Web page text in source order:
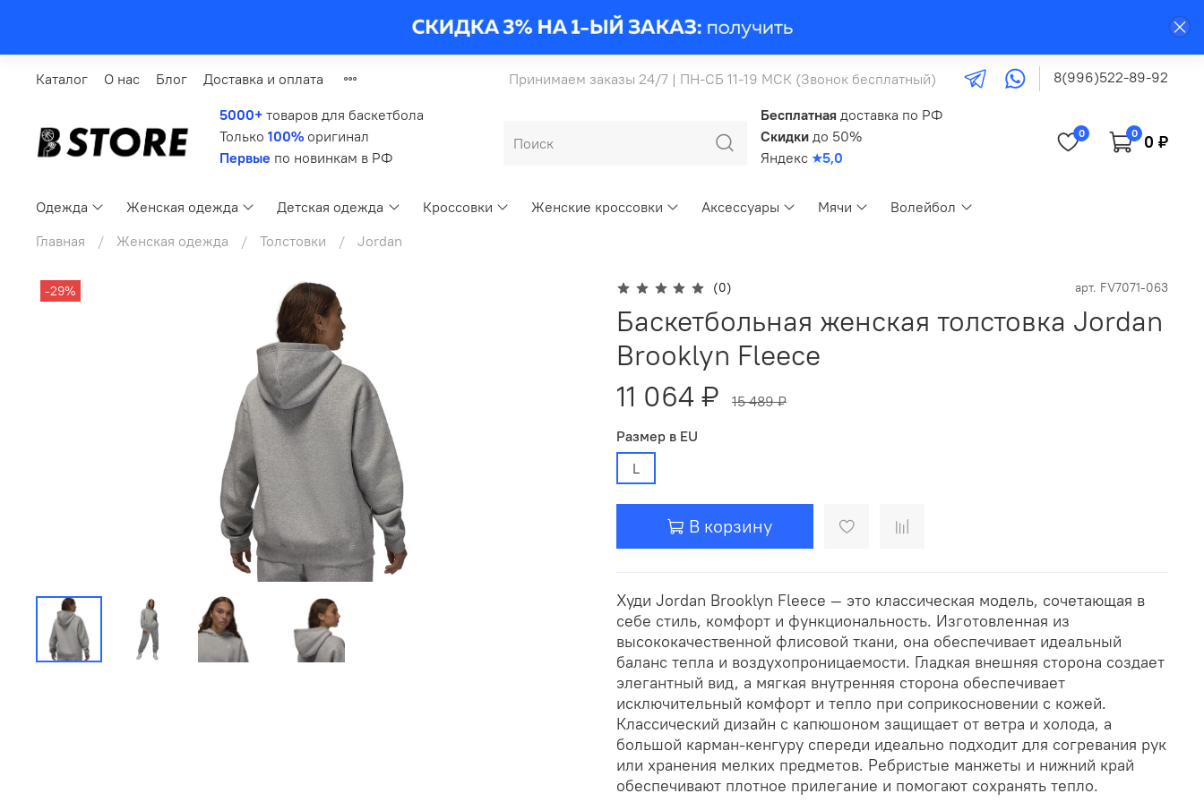
Каталог О нас Блог Доставка и оплата Принимаем заказы 24/7 | ПН-СБ 11-19 МСК (Звонок бесплатный) 8(996)522-89-92
5000+ товаров для баскетбола
Только 100% оригинал
Первые по новинкам в РФ
Бесплатная доставка по РФ
Скидки до 50%
Яндекс ★5,0
0 0 0 ₽
Одежда Женская одежда Детская одежда Кроссовки Женские кроссовки Аксессуары Мячи
Волейбол
Главная
Женская одежда Толстовки Jordan
-29% (0) арт. FV7071-063
Баскетбольная женская толстовка Jordan
Brooklyn Fleece
11 064 ₽
15 489 ₽
Размер в EU
L
В корзину
Худи Jordan Brooklyn Fleece — это классическая модель, сочетающая в
себе стиль, комфорт и функциональность. Изготовленная из
высококачественной флисовой ткани, она обеспечивает идеальный
баланс тепла и воздухопроницаемости. Гладкая внешняя сторона создает
элегантный вид, а мягкая внутренняя сторона обеспечивает
исключительный комфорт и тепло при соприкосновении с кожей.
Классический дизайн с капюшоном защищает от ветра и холода, а
большой карман-кенгуру спереди идеально подходит для согревания рук
или хранения мелких предметов. Ребристые манжеты и нижний край
обеспечивают плотное прилегание и помогают сохранять тепло.